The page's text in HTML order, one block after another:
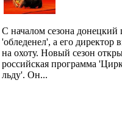
С началом сезона донецкий
'обледенел', а его директор
на охоту. Новый сезон
российская программа
льду'. Он...